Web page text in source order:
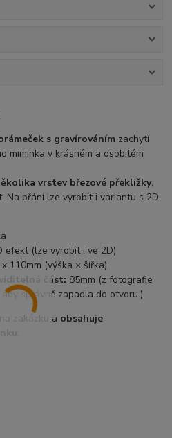
s gravírováním zachytí
miminka v krásném a osobitém
vrstev březové překližky,
Na přání lze vyrobit i variantu s 2D
efekt (lze vyrobit i ve 2D)
110mm (výška × šířka)
část: 85mm (z fotografie
správně zapadla do otvoru.)
zakázku a obsahuje